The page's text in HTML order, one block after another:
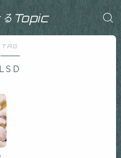
るTopic
TAG
LSD